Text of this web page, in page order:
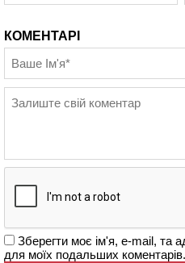
КОМЕНТАРІ
Зберегти моє ім'я, e-mail, та
для моїх подальших коментарів.